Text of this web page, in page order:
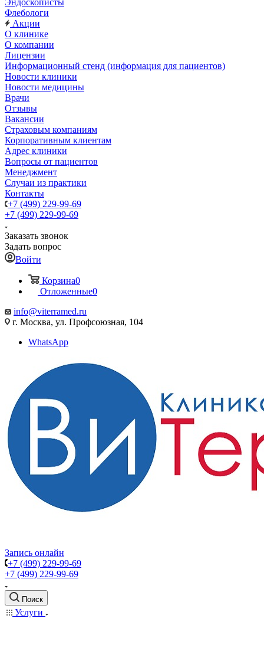
Эндоскописты
Флебологи
Акции
О клинике
О компании
Лицензии
Информационный стенд (информация для пациентов)
Новости клиники
Новости медицины
Врачи
Отзывы
Вакансии
Страховым компаниям
Корпоративным клиентам
Адрес клиники
Вопросы от пациентов
Менеджмент
Случаи из практики
Контакты
+7 (499) 229-99-69
+7 (499) 229-99-69
Заказать звонок
Задать вопрос
Войти
Корзина0
Отложенные0
info@viterramed.ru
г. Москва, ул. Профсоюзная, 104
WhatsApp
Запись онлайн
+7 (499) 229-99-69
+7 (499) 229-99-69
Поиск
Услуги